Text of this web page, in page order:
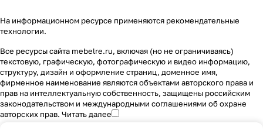
На информационном ресурсе применяются рекомендательные
технологии.
Все ресурсы сайта mebelre.ru, включая (но не ограничиваясь)
текстовую, графическую, фотографическую и видео информацию,
структуру, дизайн и оформление страниц, доменное имя,
фирменное наименование являются объектами авторского права и
прав на интеллектуальную собственность, защищены российским
законодательством и международными соглашениями об охране
авторских прав. Читать далее